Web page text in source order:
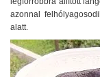
azonnal
alatt.